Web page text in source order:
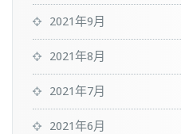
2021年9月
2021年8月
2021年7月
2021年6月